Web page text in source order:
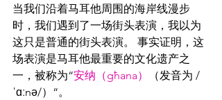
当我们沿着马耳他周围的海岸线漫步
时，我们遇到了一场街头表演，我以为
这只是普通的街头表演。 事实证明，这
场表演是马耳他最重要的文化遗产之
一，被称为“安纳（għana）
（发音为 /
ˈɑːnə/）“。